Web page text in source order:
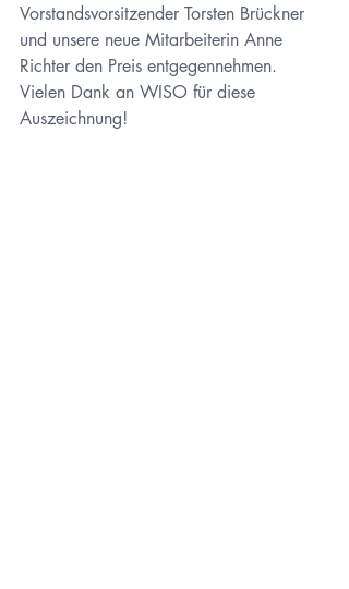
Vorstandsvorsitzender Torsten Brückner
und unsere neue Mitarbeiterin Anne
Richter den Preis entgegennehmen.
Vielen Dank an WISO für diese
Auszeichnung!